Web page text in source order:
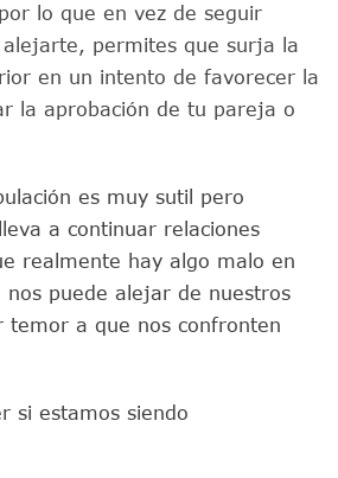
lo que en vez de seguir
permites que surja la
en un intento de favorecer la
la aprobación de tu pareja o
es muy sutil pero
a continuar relaciones
realmente hay algo malo en
nos puede alejar de nuestros
temor a que nos confronten
si estamos siendo